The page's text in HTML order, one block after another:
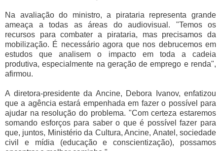
Na avaliação do ministro, a pirataria representa grande
ameaça a todas as áreas do audiovisual. "Temos os
recursos para combater a pirataria, mas precisamos da
mobilização. É necessário agora que nos debrucemos em
estudos que analisem o impacto em toda a cadeia
produtiva, especialmente na geração de emprego e renda",
afirmou.
A diretora-presidente da Ancine, Debora Ivanov, enfatizou
que a agência estará empenhada em fazer o possível para
ajudar na resolução do problema. "Com certeza estaremos
somando esforços para saber o que é possível fazer para
que, juntos, Ministério da Cultura, Ancine, Anatel, sociedade
civil e mídia (educação e conscientização), possamos